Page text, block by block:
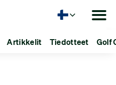
Artikkelit Tiedotteet Golf